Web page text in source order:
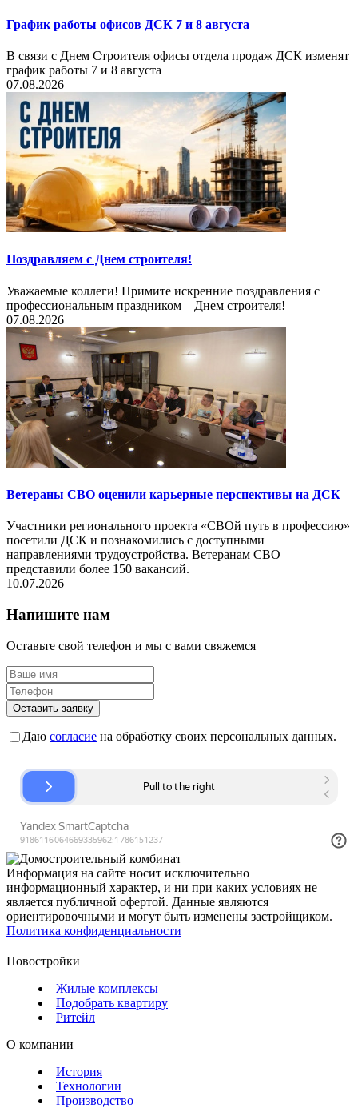
График работы офисов ДСК 7 и 8 августа
В связи с Днем Строителя офисы отдела продаж ДСК изменят
график работы 7 и 8 августа
07.08.2026
Поздравляем с Днем строителя!
Уважаемые коллеги! Примите искренние поздравления с
профессиональным праздником – Днем строителя!
07.08.2026
Ветераны СВО оценили карьерные перспективы на ДСК
Участники регионального проекта «СВОй путь в профессию»
посетили ДСК и познакомились с доступными
направлениями трудоустройства. Ветеранам СВО
представили более 150 вакансий.
10.07.2026
Напишите нам
Оставьте свой телефон и мы с вами свяжемся
Оставить заявку
Даю согласие на обработку своих персональных данных.
Информация на сайте носит исключительно
информационный характер, и ни при каких условиях не
является публичной офертой. Данные являются
ориентировочными и могут быть изменены застройщиком.
Политика конфиденциальности
Новостройки
Жилые комплексы
Подобрать квартиру
Ритейл
О компании
История
Технологии
Производство